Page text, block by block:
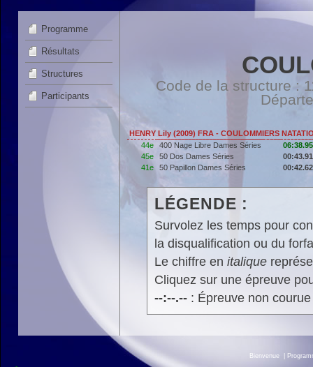
Programme
Résultats
Structures
Participants
Code de la structure :
HENRY Lily (2009) FRA - COULOMMIERS
44e
400 Nage Libre Dames Séries
06:38.95
45e
50 Dos Dames Séries
00:43.91
41e
50 Papillon Dames Séries 00:42.62
LÉGENDE :
Survolez les temps pour
la disqualification ou du
Le chiffre en italique
Cliquez sur une épreuve
--:--.--: Épreuve non
Bienvenue